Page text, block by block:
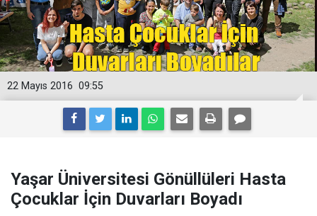
09:55
22 Mayıs 2016
Yaşar Üniversitesi Gönüllüleri Hasta
Çocuklar İçin Duvarları Boyadı